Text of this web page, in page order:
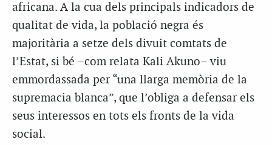
africana. A la cua dels principals indicadors de
qualitat de vida, la població negra és
majoritària a setze dels divuit comtats de
l’Estat, si bé –com relata Kali Akuno– viu
emmordassada per “una llarga memòria de la
supremacia blanca”, que l’obliga a defensar els
seus interessos en tots els fronts de la vida
social.